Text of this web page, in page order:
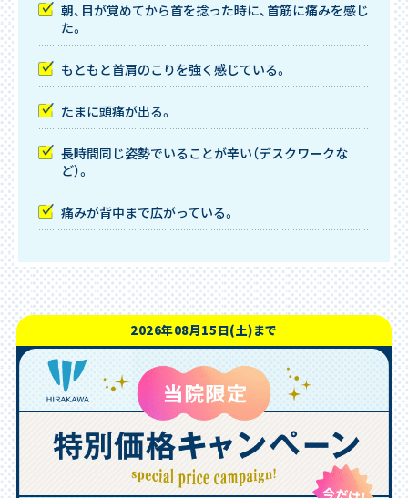
朝、目が覚めてから首を捻った時に、首筋に痛みを感じ
た。
もともと首肩のこりを強く感じている。
たまに頭痛が出る。
長時間同じ姿勢でいることが辛い（デスクワークな
ど）。
痛みが背中まで広がっている。
2026年08月15日(土)まで